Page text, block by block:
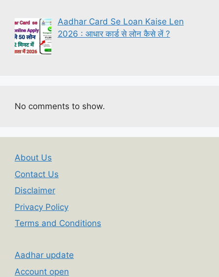
Aadhar Card Se Loan Kaise Len
2026 : आधार कार्ड से लोन कैसे लें ?
No comments to show.
About Us
Contact Us
Disclaimer
Privacy Policy
Terms and Conditions
Aadhar update
Account open